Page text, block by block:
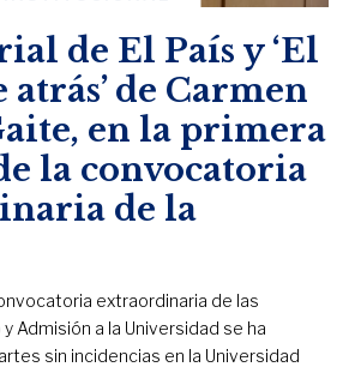
de El País y ‘El
de Carmen
en la primera
la convocatoria
de la
extraordinaria de las
Admisión a la Universidad se ha
sin incidencias en la Universidad